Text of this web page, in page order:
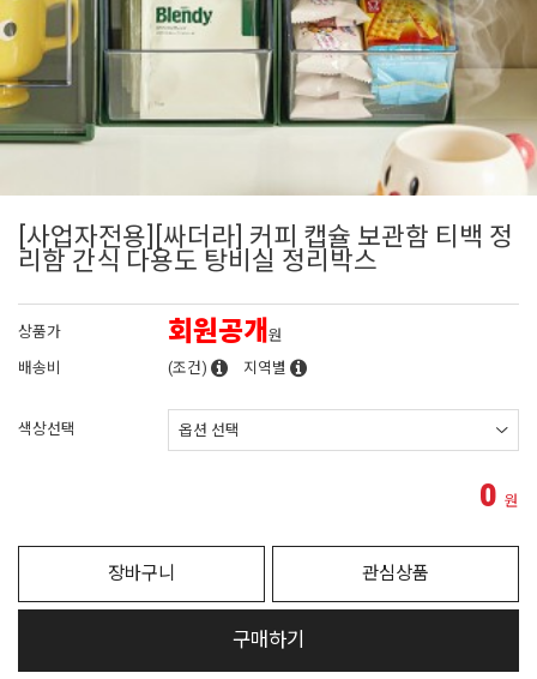
[사업자전용][싸더라] 커피 캡슐 보관함 티백 정
리함 간식 다용도 탕비실 정리박스
상품가 회원공개원
배송비
(조건) 지역별
색상선택
0 원
장바구니 관심상품
구매하기